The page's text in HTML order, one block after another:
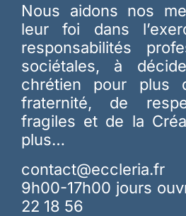
Nous aidons nos
leur foi dans
responsabilités
sociétales, à
chrétien pour plus
fraternité, de
fragiles et de la
plus…
contact@eccleria.fr
9h00-17h00 jours
22 18 56